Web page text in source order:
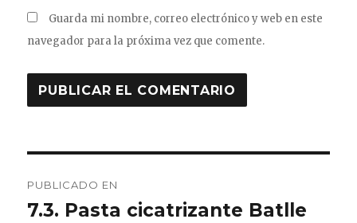
Guarda mi nombre, correo electrónico y web en este
navegador para la próxima vez que comente.
de
PUBLICADO EN
7.3. Pasta cicatrizante Batlle